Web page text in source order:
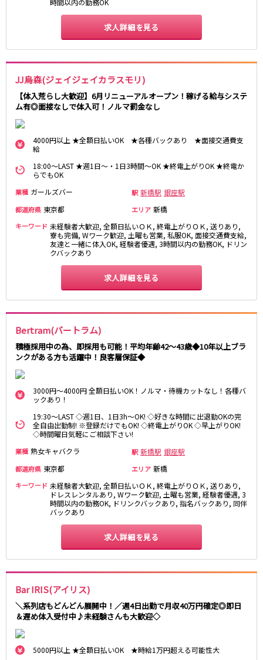
求人詳細を見る
JJ烏森(ジェイジェイカラスモリ)
【体入荒らし大歓迎】6月リニューアルオープン！稼げる給与システ
ム有◎面接なしで体入可！ノルマ罰金なし
4000円以上 ★全額日払いOK ★各種バックあり ★面接交通費支
給
18:00～LAST ★週1日～・1日3時間～OK ★終電上がりOK ★終電か
らでもOK
業種 ガールズバー 駅 新橋駅 銀座駅
都道府県 東京都 エリア 新橋
キーワード 未経験者大歓迎, 全額日払いＯＫ, 終電上がりＯＫ, 送りあり,
寮も完備, Wワーク歓迎, 土曜も営業, 私服OK, 面接交通費支給,
友達と一緒に体入OK, 経験者優遇, 3時間以内の勤務OK, ドリン
クバックあり
求人詳細を見る
Bertram(バートラム)
積極採用中の為、即採用も可能！平均年齢42～43歳◆10年以上ブラ
ンクがある方も活躍中！良客層保証◆
3000円～4000円 全額日払いOK！ノルマ・待機カットなし！各種バ
ックあり！
19:30～LAST ◇週1日、1日3h～OK! ◇好きな時間に出退勤OKの完
全自由出勤制! ※登録だけでもOK! ◇終電上がりOK ◇早上がりOK!
◇時間曜日気軽にご相談下さい!
業種 熟女キャバクラ 駅 新橋駅 銀座駅
都道府県 東京都 エリア 新橋
キーワード 未経験者大歓迎, 全額日払いＯＫ, 終電上がりＯＫ, 送りあり,
ドレスレンタルあり, Wワーク歓迎, 土曜も営業, 経験者優遇, 3
時間以内の勤務OK, ドリンクバックあり, 指名バックあり, 同伴
バックあり
求人詳細を見る
Bar IRIS(アイリス)
＼系列店もどんどん展開中！／週4日出勤で月収40万円確定◎即日
＆遅め体入受付中♪未経験さんも大歓迎◇
5000円以上 ★全額日払いOK ★時給1万円超える可能性大
東急大井町線
大井町駅
二子玉川駅
旗の台駅
京急本線
京急川崎駅
横浜駅
京急蒲田駅
横須賀中央駅
上大岡駅
大森海岸駅
平和島駅
京王井の頭線
吉祥寺駅
渋谷駅
神泉駅
下北沢駅
井の頭公園駅
明大前駅
池ノ上駅
JR八高線(八王子～高麗川)
東武野田線
大宮駅
船橋駅
小田急江ノ島線
大和駅
藤沢駅
相模大野駅
湘南台駅
鶴間駅
中央林間駅
京成千葉線
千葉中央駅
京成津田沼駅
京成稲毛駅
北千住駅
草加駅
獨協大学前駅
館林駅
春日部駅
竹ノ塚駅
浅草駅